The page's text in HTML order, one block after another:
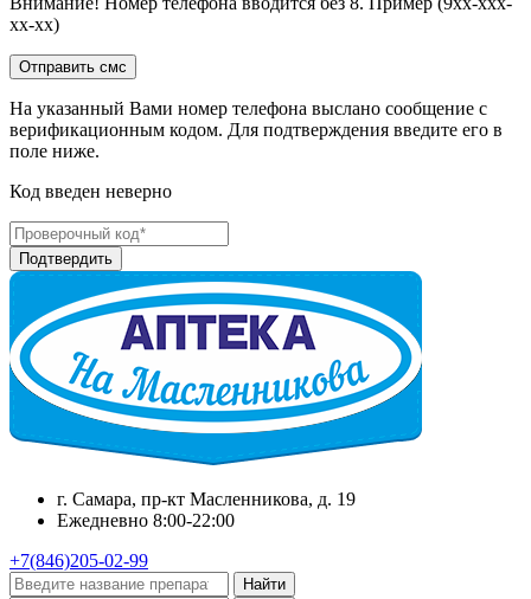
хх-хх)
На указанный Вами номер телефона выслано сообщение с
верификационным кодом. Для подтверждения введите его в
поле ниже.
Код введен неверно
г. Самара, пр-кт Масленникова, д. 19
Ежедневно 8:00-22:00
+7(846)205-02-99
Найти